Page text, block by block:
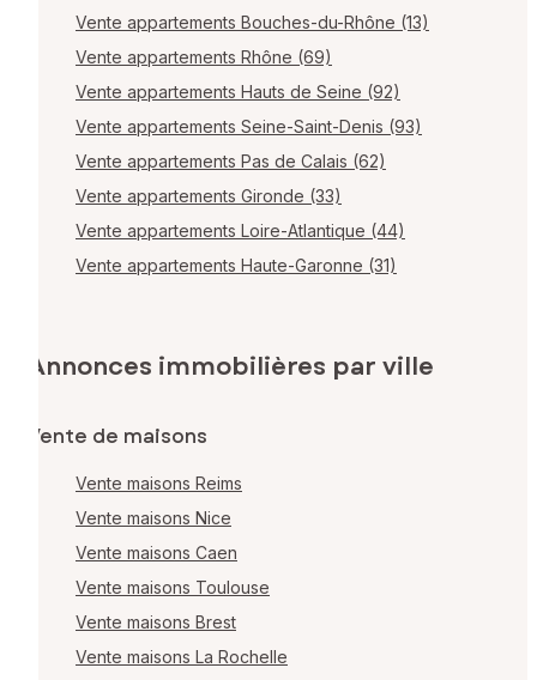
Vente appartements Bouches-du-Rhône (13)
Vente appartements Rhône (69)
Vente appartements Hauts de Seine (92)
Vente appartements Seine-Saint-Denis (93)
Vente appartements Pas de Calais (62)
Vente appartements Gironde (33)
Vente appartements Loire-Atlantique (44)
Vente appartements Haute-Garonne (31)
Annonces immobilières par ville
Vente de maisons
Vente maisons Reims
Vente maisons Nice
Vente maisons Caen
Vente maisons Toulouse
Vente maisons Brest
Vente maisons La Rochelle